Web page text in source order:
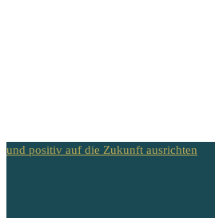
und positiv auf die Zukunft ausrichten